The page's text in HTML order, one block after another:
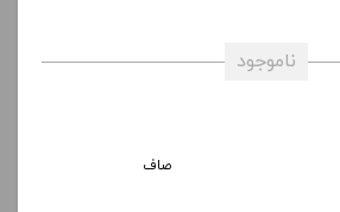
ناموجود
صاف